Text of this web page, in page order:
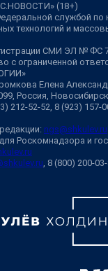
(18+)
службой по
технологий и
СМИ ЭЛ № ФС
с ограниченной
Елена
Россия,
212-52-52, 8 (923) 157-
ngs@shkulev.ru
Роскомнадзора и
, 8 (800) 200-